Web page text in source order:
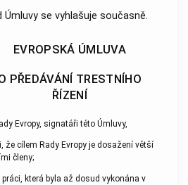
Úmluvy se vyhlašuje současně.
EVROPSKÁ ÚMLUVA
PŘEDÁVÁNÍ TRESTNÍHO
ŘÍZENÍ
Evropy, signatáři této Úmluvy,
že cílem Rady Evropy je dosažení větší
členy;
která byla až dosud vykonána v